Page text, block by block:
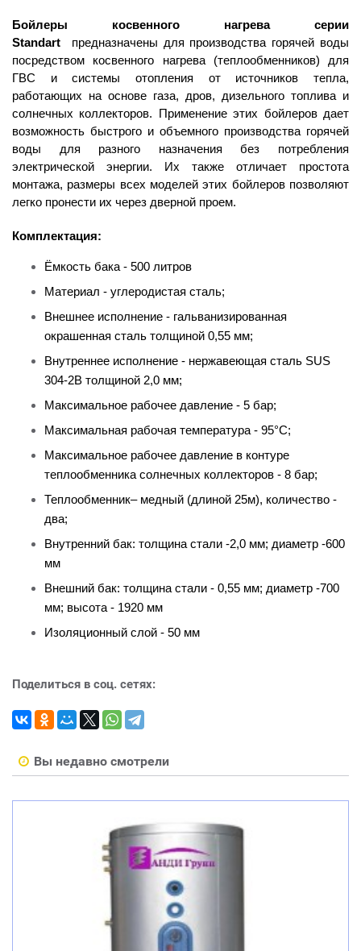
Бойлеры косвенного нагрева серии
Standart
предназначены для производства горячей воды
посредством косвенного нагрева (теплообменников) для
ГВС и системы отопления от источников тепла,
работающих на основе газа, дров, дизельного топлива и
солнечных коллекторов. Применение этих бойлеров дает
возможность быстрого и объемного производства горячей
воды для разного назначения без потребления
электрической энергии. Их также отличает простота
монтажа, размеры всех моделей этих бойлеров позволяют
легко пронести их через дверной проем.
Комплектация:
Ёмкость бака - 500 литров
Материал - углеродистая сталь;
Внешнее исполнение - гальванизированная
окрашенная сталь толщиной 0,55 мм;
Внутреннее исполнение - нержавеющая сталь SUS
304-2B толщиной 2,0 мм;
Максимальное рабочее давление - 5 бар;
Максимальная рабочая температура - 95°C;
Максимальное рабочее давление в контуре
теплообменника солнечных коллекторов - 8 бар;
Теплообменник– медный (длиной 25м), количество -
два;
Внутренний бак: толщина стали -2,0 мм; диаметр -600
мм
Внешний бак: толщина стали - 0,55 мм; диаметр -700
мм; высота - 1920 мм
Изоляционный слой - 50 мм
Поделиться в соц. сетях:
Вы недавно смотрели